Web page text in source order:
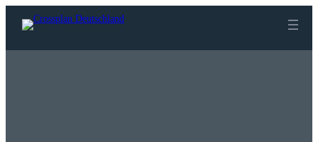
Inhalt